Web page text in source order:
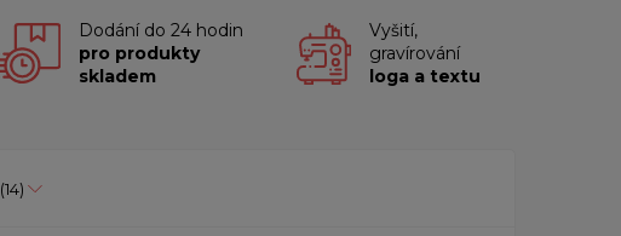
Dodání do 24 hodin
pro produkty
skladem
Vyšití,
gravírování
loga a textu
(14)